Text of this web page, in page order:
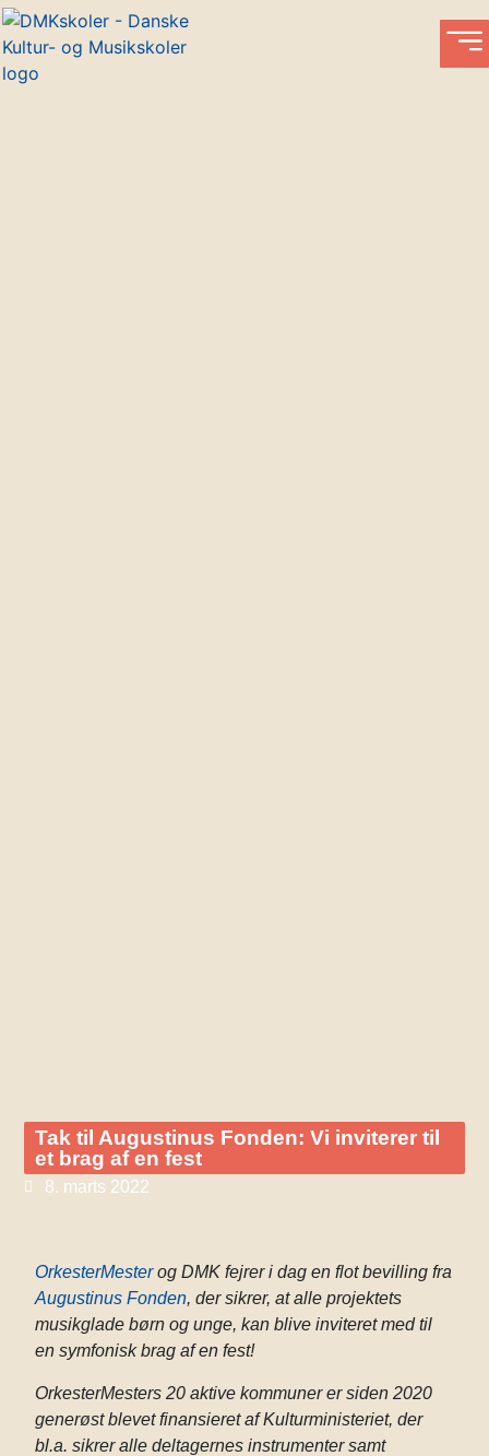
Tak til Augustinus Fonden: Vi inviterer til
et brag af en fest
8. marts 2022
OrkesterMesterog DMK fejrer i dag en flot bevilling fra
Augustinus Fonden, der sikrer, at alle projektets
musikglade børn og unge, kan blive inviteret med til
en symfonisk brag af en fest!
OrkesterMesters 20 aktive kommuner er siden 2020
generøst blevet finansieret af Kulturministeriet, der
bl.a. sikrer alle deltagernes instrumenter samt